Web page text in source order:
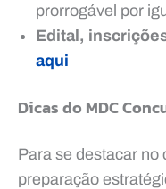
prorrogável por
Edital,
aqui
Dicas do MDC
Para se destacar no
preparação